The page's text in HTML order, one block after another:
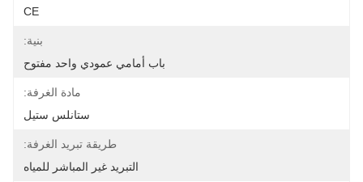
CE
بنية:
باب أمامي عمودي واحد مفتوح
مادة الغرفة:
ستانلس ستيل
طريقة تبريد الغرفة:
التبريد غير المباشر للمياه